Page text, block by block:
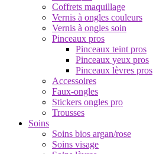
Coffrets maquillage
Vernis à ongles couleurs
Vernis à ongles soin
Pinceaux pros
Pinceaux teint pros
Pinceaux yeux pros
Pinceaux lèvres pros
Accessoires
Faux-ongles
Stickers ongles pro
Trousses
Soins
Soins bios argan/rose
Soins visage